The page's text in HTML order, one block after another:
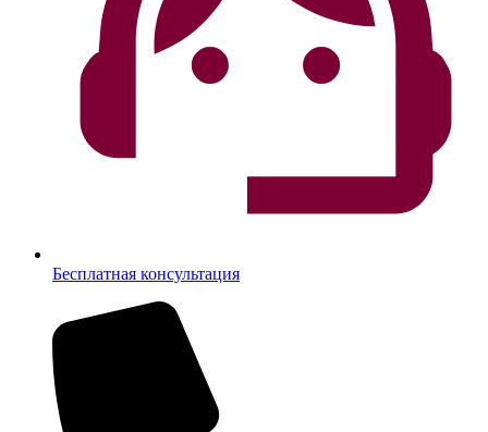
Бесплатная консультация